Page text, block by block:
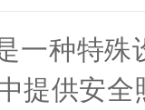
种特殊
提供安